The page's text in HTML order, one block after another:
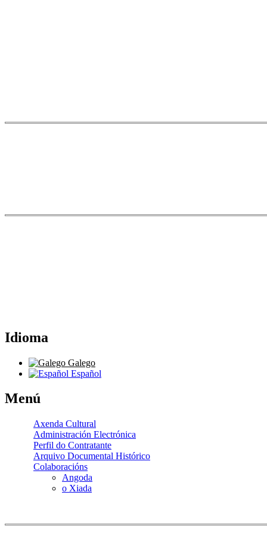
Idioma
Galego
Español
Menú
Axenda Cultural
Administración Electrónica
Perfil do Contratante
Arquivo Documental Histórico
Colaboracións
Angoda
o Xiada